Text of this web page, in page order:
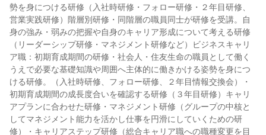
勢を身につける研修（入社時研修・フォロー研修・２年目研修、
営業実践研修）階層別研修・同階層の職員同士が研修を受講。自
身の強み・弱みの把握や自身のキャリア形成について考える研修
（リーダーシップ研修・マネジメント研修など）ビジネスキャリ
ア職：初期育成期間の研修・社会人・住友生命の職員として働く
うえで必要な基礎知識や周囲へ主体的に働きかける姿勢を身につ
ける研修。（入社時研修、フォロー研修、２年目情報交換会）・
初期育成期間の成長度合いを確認する研修（３年目研修）キャリ
アプランに合わせた研修・マネジメント研修（グループの中核と
してマネジメント能力を活かし仕事を円滑にしていくための研
修）・キャリアステップ研修（総合キャリア職への職種変更を目